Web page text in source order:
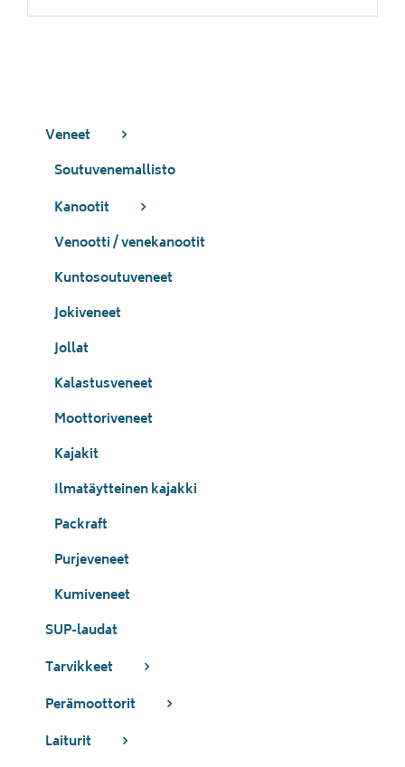
Veneet
Soutuvenemallisto
Kanootit
Venootti / venekanootit
Kuntosoutuveneet
Jokiveneet
Jollat
Kalastusveneet
Moottoriveneet
Kajakit
Ilmatäytteinen kajakki
Packraft
Purjeveneet
Kumiveneet
SUP-laudat
Tarvikkeet
Perämoottorit
Laiturit